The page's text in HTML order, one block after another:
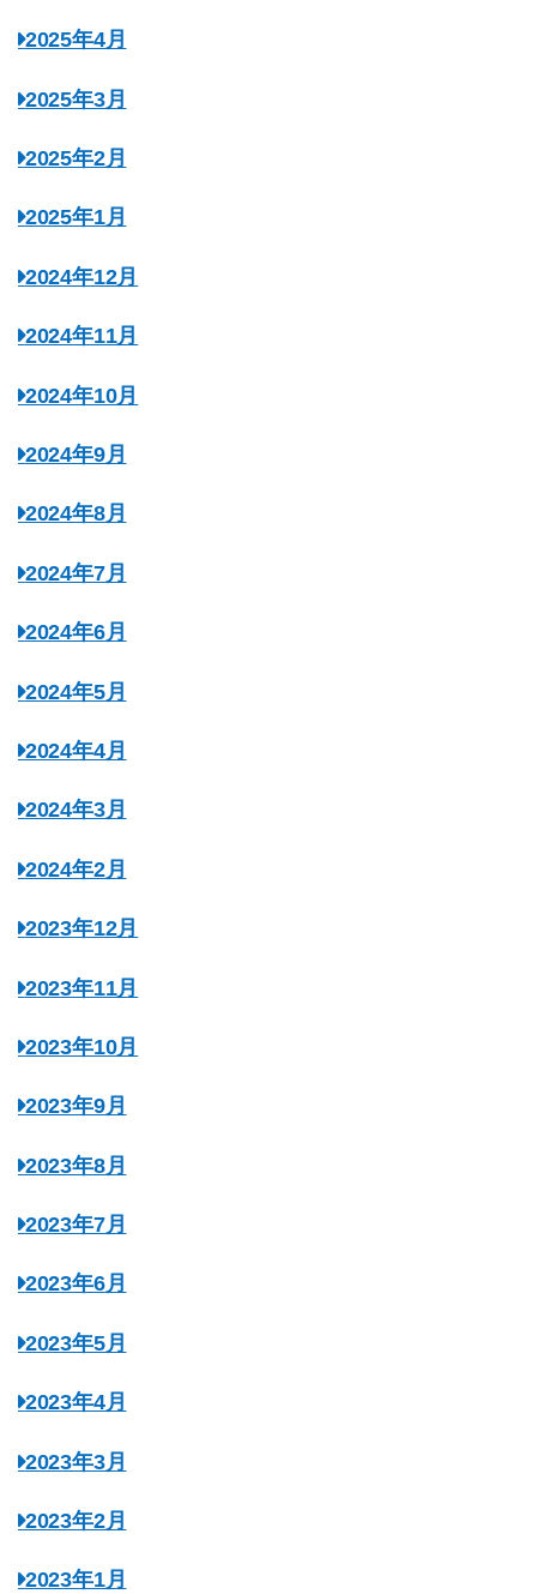
2025年4月
2025年3月
2025年2月
2025年1月
2024年12月
2024年11月
2024年10月
2024年9月
2024年8月
2024年7月
2024年6月
2024年5月
2024年4月
2024年3月
2024年2月
2023年12月
2023年11月
2023年10月
2023年9月
2023年8月
2023年7月
2023年6月
2023年5月
2023年4月
2023年3月
2023年2月
2023年1月